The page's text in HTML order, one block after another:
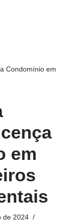
Condomínio em
em
de 2024